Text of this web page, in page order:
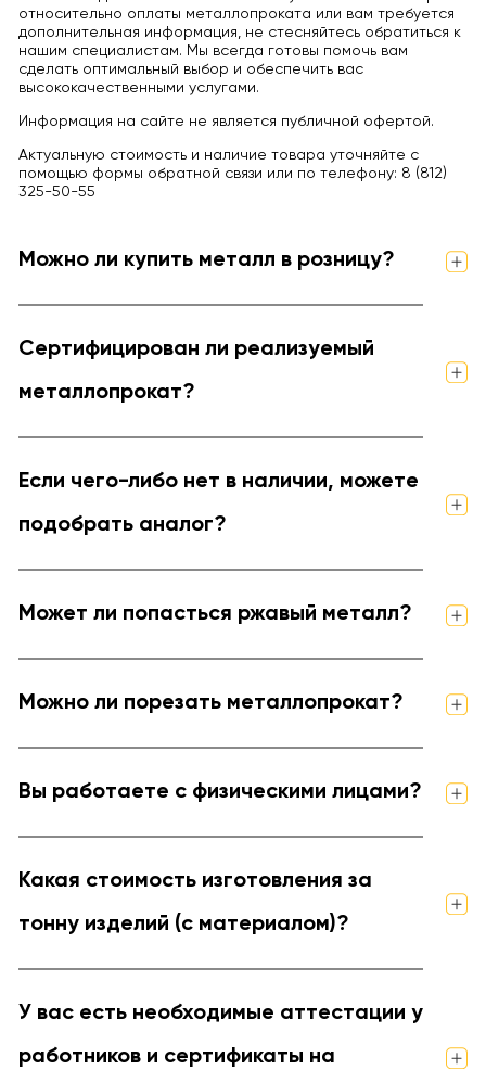
относительно оплаты металлопроката или вам требуется
дополнительная информация, не стесняйтесь обратиться к
нашим специалистам. Мы всегда готовы помочь вам
сделать оптимальный выбор и обеспечить вас
высококачественными услугами.
Информация на сайте не является публичной офертой.
Актуальную стоимость и наличие товара уточняйте с
помощью формы обратной связи или по телефону: 8 (812)
325-50-55
Можно ли купить металл в розницу?
Сертифицирован ли реализуемый
металлопрокат?
Если чего-либо нет в наличии, можете
подобрать аналог?
Может ли попасться ржавый металл?
Можно ли порезать металлопрокат?
Вы работаете с физическими лицами?
Какая стоимость изготовления за
тонну изделий (с материалом)?
У вас есть необходимые аттестации у
работников и сертификаты на